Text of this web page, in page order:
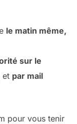
le matin même,
sur le
et par mail
pour vous tenir